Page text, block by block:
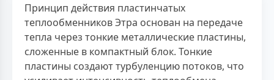
Принцип действия пластинчатых
теплообменников Этра основан на передаче
тепла через тонкие металлические пластины,
сложенные в компактный блок. Тонкие
пластины создают турбуленцию потоков, что